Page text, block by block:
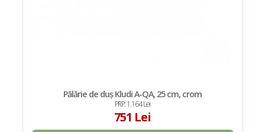
Pălărie de duș Kludi A-QA, 25 cm, crom
PRP: 1.164 Lei
751 Lei